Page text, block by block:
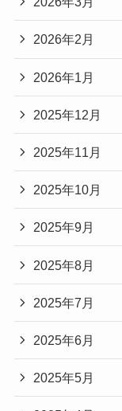
2026年2月
2026年1月
2025年12月
2025年11月
2025年10月
2025年9月
2025年8月
2025年7月
2025年6月
2025年5月